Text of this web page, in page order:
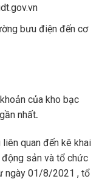
bưu điện đến cơ
của kho bạc
nhất.
quan đến kê khai
động sản và tổ chức
ngày 01/8/2021 , tổ